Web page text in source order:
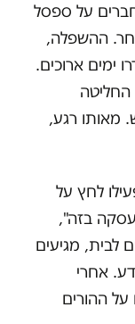
חברים על ספסל
ההשפלה,
ימים ארוכים.
מאותו רגע,
לחץ על
בזה",
לבית, מגיעים
אחרי
ההורים